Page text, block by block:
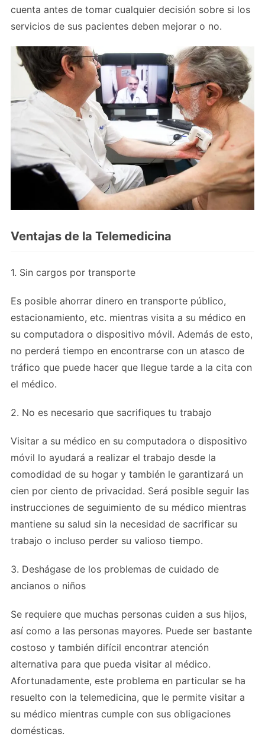
cuenta antes de tomar cualquier decisión sobre si los
servicios de sus pacientes deben mejorar o no.
Ventajas de la Telemedicina
1. Sin cargos por transporte
Es posible ahorrar dinero en transporte público,
estacionamiento, etc. mientras visita a su médico en
su computadora o dispositivo móvil. Además de esto,
no perderá tiempo en encontrarse con un atasco de
tráfico que puede hacer que llegue tarde a la cita con
el médico.
2. No es necesario que sacrifiques tu trabajo
Visitar a su médico en su computadora o dispositivo
móvil lo ayudará a realizar el trabajo desde la
comodidad de su hogar y también le garantizará un
cien por ciento de privacidad. Será posible seguir las
instrucciones de seguimiento de su médico mientras
mantiene su salud sin la necesidad de sacrificar su
trabajo o incluso perder su valioso tiempo.
3. Deshágase de los problemas de cuidado de
ancianos o niños
Se requiere que muchas personas cuiden a sus hijos,
así como a las personas mayores. Puede ser bastante
costoso y también difícil encontrar atención
alternativa para que pueda visitar al médico.
Afortunadamente, este problema en particular se ha
resuelto con la telemedicina, que le permite visitar a
su médico mientras cumple con sus obligaciones
domésticas.